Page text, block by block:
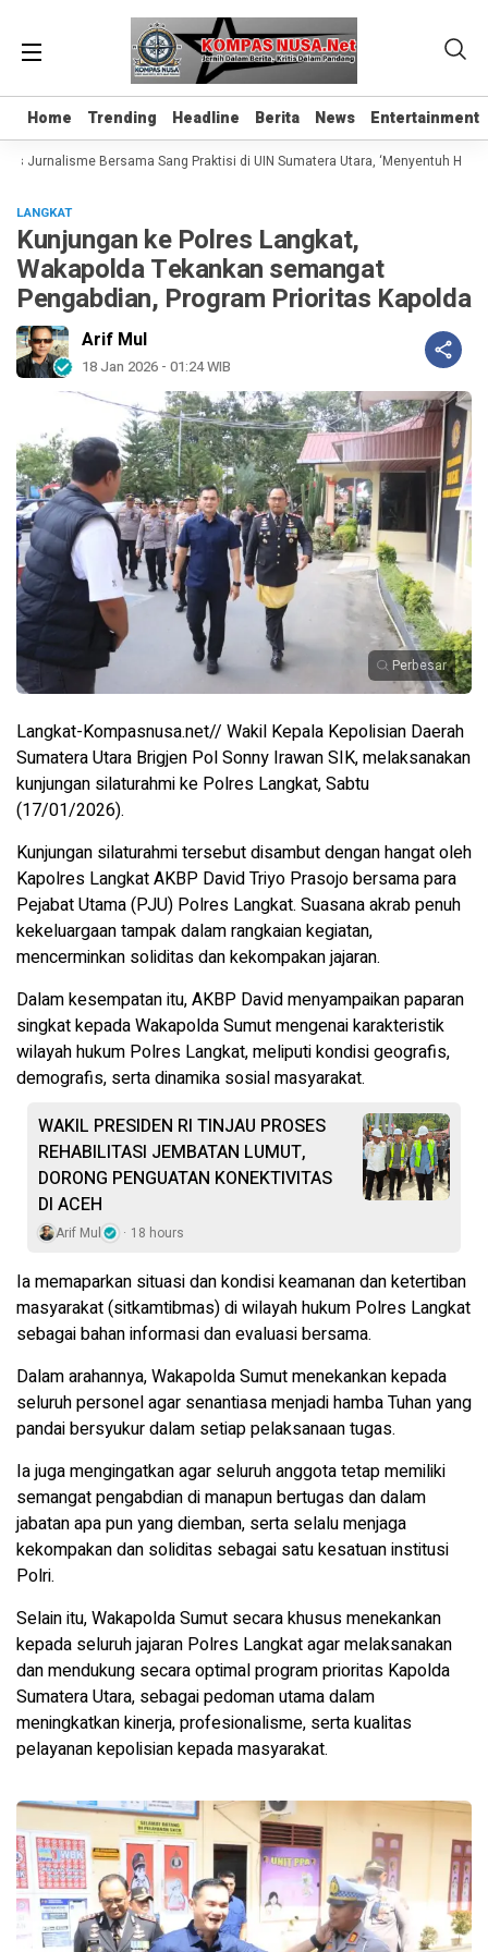
Home Trending Headline Berita News Entertainment
Home Trending Headline Berita News Entertainment
Jurnalisme Bersama Sang Praktisi di UIN Sumatera Utara, ‘Menyentuh Hati
LANGKAT
Kunjungan ke Polres Langkat,
Wakapolda Tekankan semangat
Pengabdian, Program Prioritas Kapolda
Arif Mul
18 Jan 2026 - 01:24 WIB
Perbesar
Langkat-Kompasnusa.net// Wakil Kepala Kepolisian Daerah
Sumatera Utara Brigjen Pol Sonny Irawan SIK, melaksanakan
kunjungan silaturahmi ke Polres Langkat, Sabtu
(17/01/2026).
Kunjungan silaturahmi tersebut disambut dengan hangat oleh
Kapolres Langkat AKBP David Triyo Prasojo bersama para
Pejabat Utama (PJU) Polres Langkat. Suasana akrab penuh
kekeluargaan tampak dalam rangkaian kegiatan,
mencerminkan soliditas dan kekompakan jajaran.
Dalam kesempatan itu, AKBP David menyampaikan paparan
singkat kepada Wakapolda Sumut mengenai karakteristik
wilayah hukum Polres Langkat, meliputi kondisi geografis,
demografis, serta dinamika sosial masyarakat.
WAKIL PRESIDEN RI TINJAU PROSES
REHABILITASI JEMBATAN LUMUT,
DORONG PENGUATAN KONEKTIVITAS
DI ACEH
Arif Mul 18 hours
Ia memaparkan situasi dan kondisi keamanan dan ketertiban
masyarakat (sitkamtibmas) di wilayah hukum Polres Langkat
sebagai bahan informasi dan evaluasi bersama.
Dalam arahannya, Wakapolda Sumut menekankan kepada
seluruh personel agar senantiasa menjadi hamba Tuhan yang
pandai bersyukur dalam setiap pelaksanaan tugas.
Ia juga mengingatkan agar seluruh anggota tetap memiliki
semangat pengabdian di manapun bertugas dan dalam
jabatan apa pun yang diemban, serta selalu menjaga
kekompakan dan soliditas sebagai satu kesatuan institusi
Polri.
Selain itu, Wakapolda Sumut secara khusus menekankan
kepada seluruh jajaran Polres Langkat agar melaksanakan
dan mendukung secara optimal program prioritas Kapolda
Sumatera Utara, sebagai pedoman utama dalam
meningkatkan kinerja, profesionalisme, serta kualitas
pelayanan kepolisian kepada masyarakat.